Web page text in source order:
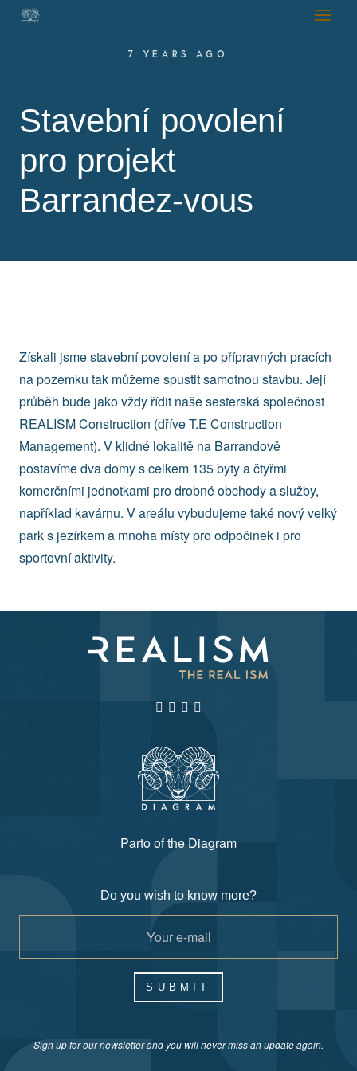
7 YEARS AGO
Stavební povolení
pro projekt
Barrandez-vous
Získali jsme stavební povolení a po přípravných pracích
na pozemku tak můžeme spustit samotnou stavbu. Její
průběh bude jako vždy řídit naše sesterská společnost
REALISM Construction (dříve T.E Construction
Management). V klidné lokalitě na Barrandově
postavíme dva domy s celkem 135 byty a čtyřmi
komerčními jednotkami pro drobné obchody a služby,
například kavárnu. V areálu vybudujeme také nový velký
park s jezírkem a mnoha místy pro odpočinek i pro
sportovní aktivity.
Parto of the Diagram
Do you wish to know more?
SUBMIT
Sign up for our newsletter and you will never miss an update again.